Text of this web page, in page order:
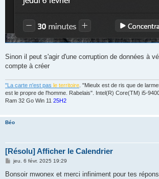
Sinon il peut s'agir d'une corruption de données à
compte à créer
"La carte n'est pas le territoire . "Mieulx est de ris que de
est le propre de l'homme. Rabelais". Intel(R) Core(TM) i5-
Ram 32 Go Win 11 25H2
Béo
[Résolu] Afficher le Calendrier
M
s
jeu. 6 févr. 2025 19:29
Bonsoir mwonex et merci infiniment pour tes